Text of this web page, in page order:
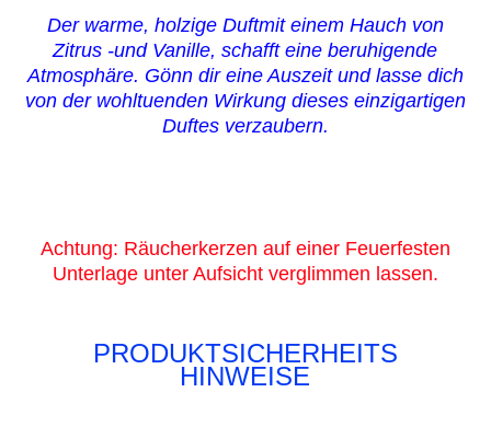
Der warme, holzige Duftmit einem Hauch von
Zitrus -und Vanille, schafft eine beruhigende
Atmosphäre. Gönn dir eine Auszeit und lasse dich
von der wohltuenden Wirkung dieses einzigartigen
Duftes verzaubern.
Achtung: Räucherkerzen auf einer Feuerfesten
Unterlage unter Aufsicht verglimmen lassen.
PRODUKTSICHERHEITS
HINWEISE